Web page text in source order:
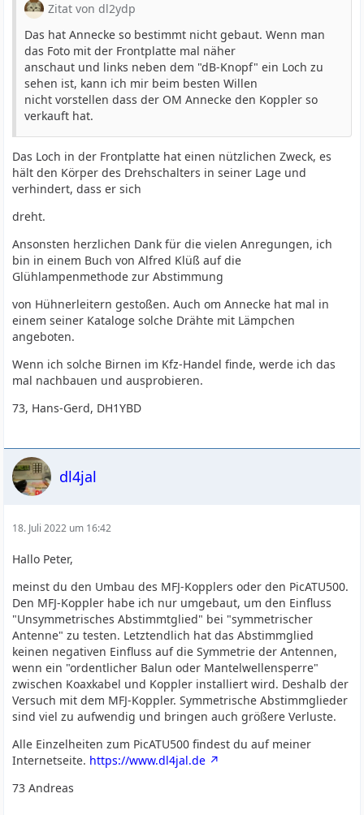
Zitat von dl2ydp
Das hat Annecke so bestimmt nicht gebaut. Wenn man
das Foto mit der Frontplatte mal näher
anschaut und links neben dem "dB-Knopf" ein Loch zu
sehen ist, kann ich mir beim besten Willen
nicht vorstellen dass der OM Annecke den Koppler so
verkauft hat.
Das Loch in der Frontplatte hat einen nützlichen Zweck, es
hält den Körper des Drehschalters in seiner Lage und
verhindert, dass er sich
dreht.
Ansonsten herzlichen Dank für die vielen Anregungen, ich
bin in einem Buch von Alfred Klüß auf die
Glühlampenmethode zur Abstimmung
von Hühnerleitern gestoßen. Auch om Annecke hat mal in
einem seiner Kataloge solche Drähte mit Lämpchen
angeboten.
Wenn ich solche Birnen im Kfz-Handel finde, werde ich das
mal nachbauen und ausprobieren.
73, Hans-Gerd, DH1YBD
dl4jal
18. Juli 2022 um 16:42
Hallo Peter,
meinst du den Umbau des MFJ-Kopplers oder den PicATU500.
Den MFJ-Koppler habe ich nur umgebaut, um den Einfluss
"Unsymmetrisches Abstimmtglied" bei "symmetrischer
Antenne" zu testen. Letztendlich hat das Abstimmglied
keinen negativen Einfluss auf die Symmetrie der Antennen,
wenn ein "ordentlicher Balun oder Mantelwellensperre"
zwischen Koaxkabel und Koppler installiert wird. Deshalb der
Versuch mit dem MFJ-Koppler. Symmetrische Abstimmglieder
sind viel zu aufwendig und bringen auch größere Verluste.
Alle Einzelheiten zum PicATU500 findest du auf meiner
Internetseite. https://www.dl4jal.de
73 Andreas